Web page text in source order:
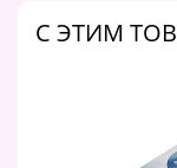
C ЭТИМ